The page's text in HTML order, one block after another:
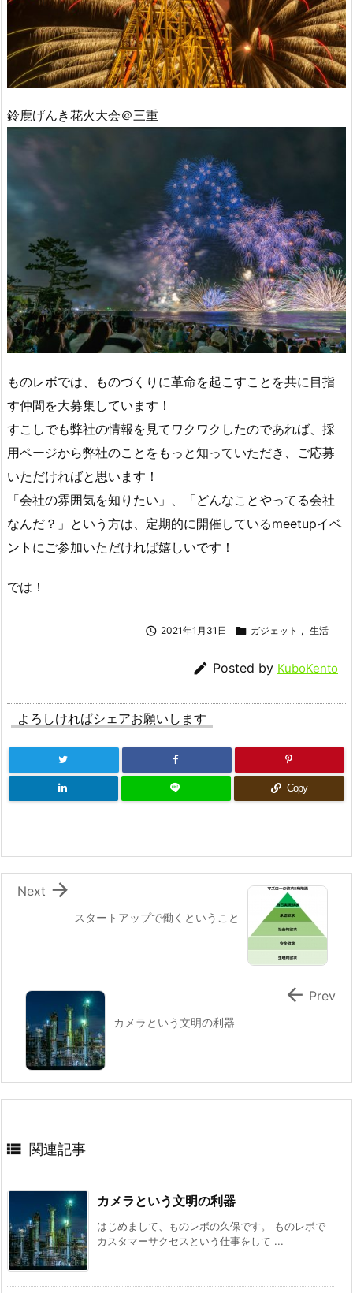
鈴鹿げんき花火大会＠三重
ものレボでは、ものづくりに革命を起こすことを共に目指
す仲間を大募集しています！
すこしでも弊社の情報を見てワクワクしたのであれば、採
用ページから弊社のことをもっと知っていただき、ご応募
いただければと思います！
「会社の雰囲気を知りたい」、「どんなことやってる会社
なんだ？」という方は、定期的に開催しているmeetupイベ
ントにご参加いただければ嬉しいです！
では！
 2021年1月31日  ガジェット , 生活
 Posted by KuboKento
よろしければシェアお願いします
Copy
スタートアップで働くということ

Next
カメラという文明の利器
 Prev
 関連記事
カメラという文明の利器
はじめまして、ものレボの久保です。 ものレボで
カスタマーサクセスという仕事をして ...